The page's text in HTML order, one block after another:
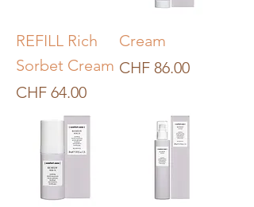
klinisch getestete Formeln und
Kosmetikbehandlungen für
Gesicht und Körper. Hergestellt in
Italien, mit Kompetenz und
Sorgfalt für die Menschen und den
Planeten.
REFILL Rich
Sorbet Cream
Preis
CHF 64.00
Cream
Preis
CHF 86.00